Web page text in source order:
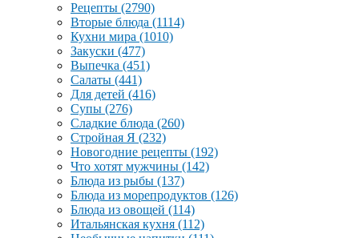
Рецепты (2790)
Вторые блюда (1114)
Кухни мира (1010)
Закуски (477)
Выпечка (451)
Салаты (441)
Для детей (416)
Супы (276)
Сладкие блюда (260)
Стройная Я (232)
Новогодние рецепты (192)
Что хотят мужчины (142)
Блюда из рыбы (137)
Блюда из морепродуктов (126)
Блюда из овощей (114)
Итальянская кухня (112)